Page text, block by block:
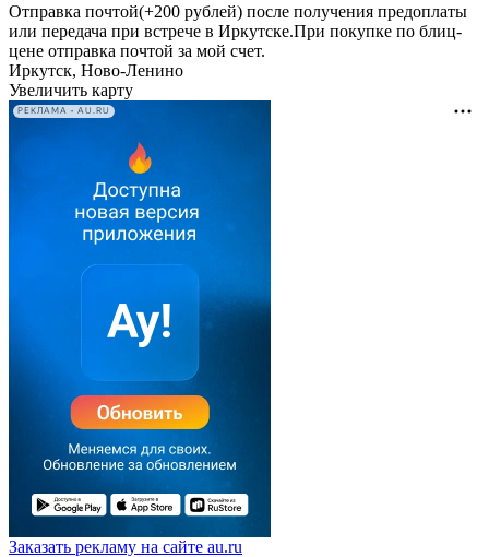
Отправка почтой(+200 рублей) после получения предоплаты
или передача при встрече в Иркутске.При покупке по блиц-
цене отправка почтой за мой счет.
Иркутск, Ново-Ленино
Увеличить карту
РЕКЛАМА • AU.RU
Заказать рекламу на сайте au.ru